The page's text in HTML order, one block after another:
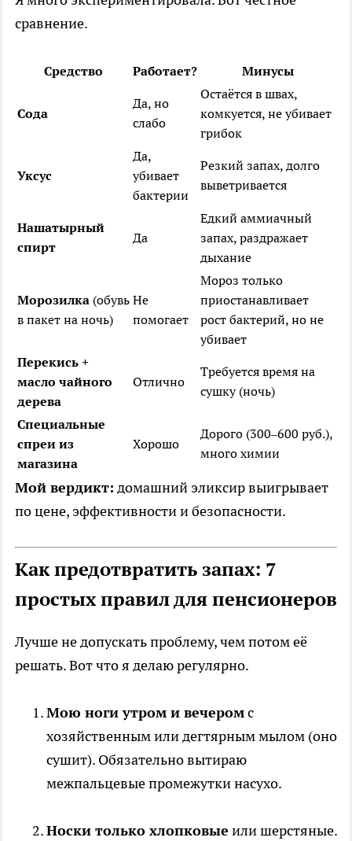
сравнение.
Средство Работает? Минусы
Сода
Да, но
слабо
Остаётся в швах,
комкуется, не убивает
грибок
Уксус
Да,
убивает
бактерии
Резкий запах, долго
выветривается
Нашатырный
спирт
Да
Едкий аммиачный
запах, раздражает
дыхание
Морозилка (обувь
в пакет на ночь)
Не
помогает
Мороз только
приостанавливает
рост бактерий, но не
убивает
Перекись +
масло чайного
дерева
Отлично
Требуется время на
сушку (ночь)
Специальные
спреи из
магазина
Хорошо
Дорого (300–600 руб.),
много химии
Мой вердикт: домашний эликсир выигрывает
по цене, эффективности и безопасности.
Как предотвратить запах: 7
простых правил для пенсионеров
Лучше не допускать проблему, чем потом её
решать. Вот что я делаю регулярно.
Мою ноги утром и вечеромс
хозяйственным или дегтярным мылом (оно
сушит). Обязательно вытираю
межпальцевые промежутки насухо.
Носки только хлопковые или шерстяные.